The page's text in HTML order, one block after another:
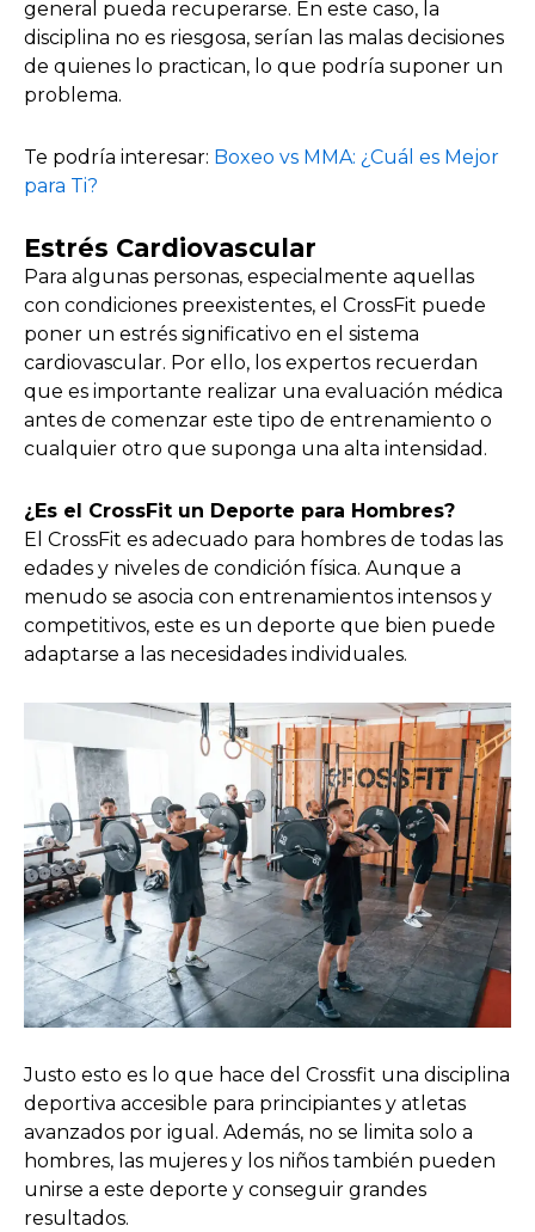
general pueda recuperarse. En este caso, la
disciplina no es riesgosa, serían las malas decisiones
de quienes lo practican, lo que podría suponer un
problema.
Te podría interesar: Boxeo vs MMA: ¿Cuál es Mejor
para Ti?
Estrés Cardiovascular
Para algunas personas, especialmente aquellas
con condiciones preexistentes, el CrossFit puede
poner un estrés significativo en el sistema
cardiovascular. Por ello, los expertos recuerdan
que es importante realizar una evaluación médica
antes de comenzar este tipo de entrenamiento o
cualquier otro que suponga una alta intensidad.
¿Es el CrossFit un Deporte para Hombres?
El CrossFit es adecuado para hombres de todas las
edades y niveles de condición física. Aunque a
menudo se asocia con entrenamientos intensos y
competitivos, este es un deporte que bien puede
adaptarse a las necesidades individuales.
Justo esto es lo que hace del Crossfit una disciplina
deportiva accesible para principiantes y atletas
avanzados por igual. Además, no se limita solo a
hombres, las mujeres y los niños también pueden
unirse a este deporte y conseguir grandes
resultados.